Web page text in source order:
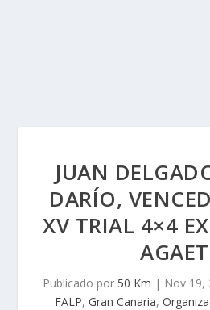
JUAN
DARÍO,
XV TRIAL 4×4
Publicado por 50 Km | Nov 19,
FALP, Gran Canaria,